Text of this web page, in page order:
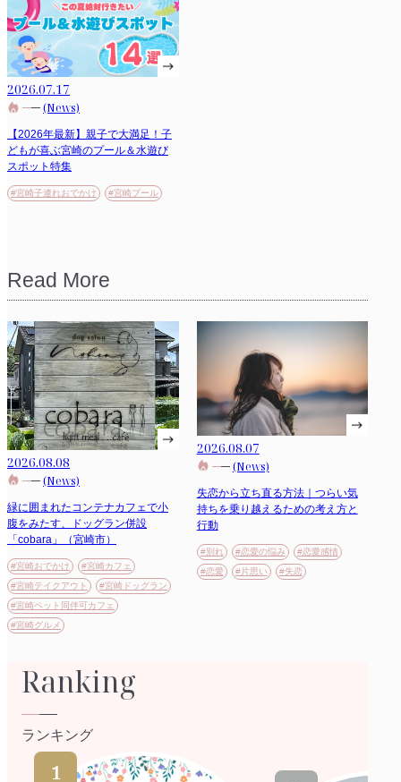
2026.07.17
(News)
【2026年最新】親子で大満足！子
どもが喜ぶ宮崎のプール＆水遊び
スポット特集
#宮崎子連れおでかけ #宮崎プール
Read More
2026.08.08
(News)
緑に囲まれたコンテナカフェで小
腹をみたす、ドッグラン併設
「cobara」（宮崎市）
#宮崎おでかけ
#宮崎カフェ
#宮崎テイクアウト
#宮崎ドッグラン
#宮崎ペット同伴可カフェ
#宮崎グルメ
2026.08.07
(News)
失恋から立ち直る方法｜つらい気
持ちを乗り越えるための考え方と
行動
#別れ #恋愛の悩み
#恋愛感情
#恋愛
#片思い #失恋
Ranking
ランキング